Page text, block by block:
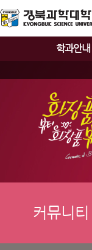
학과안내
커뮤니티